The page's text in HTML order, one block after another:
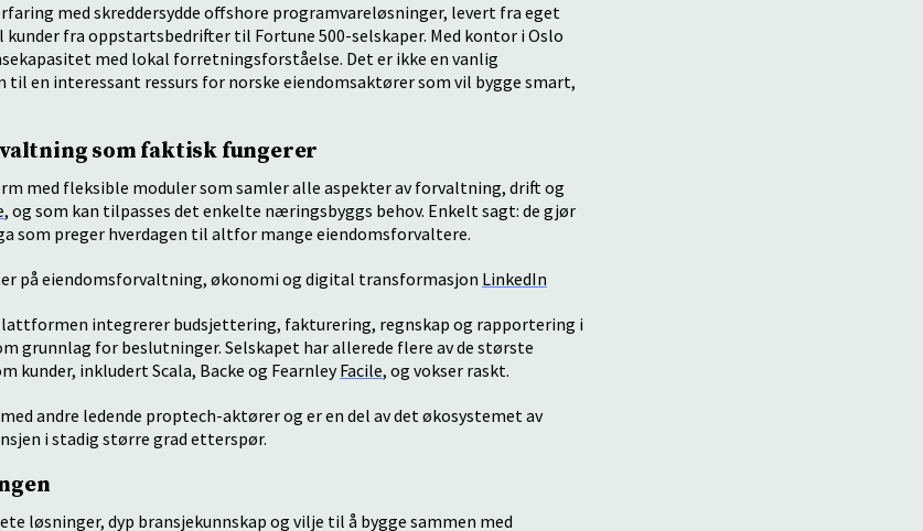
med skreddersydde offshore programvareløsninger, levert fra eget
fra oppstartsbedrifter til Fortune 500-selskaper. Med kontor i Oslo
med lokal forretningsforståelse. Det er ikke en vanlig
til en interessant ressurs for norske eiendomsaktører som vil bygge smart,
som faktisk fungerer
med fleksible moduler som samler alle aspekter av forvaltning, drift og
, og som kan tilpasses det enkelte næringsbyggs behov. Enkelt sagt: de gjør
som preger hverdagen til altfor mange eiendomsforvaltere.
på eiendomsforvaltning, økonomi og digital transformasjon LinkedIn
integrerer budsjettering, fakturering, regnskap og rapportering i
grunnlag for beslutninger. Selskapet har allerede flere av de største
kunder, inkludert Scala, Backe og FearnleyFacile, og vokser raskt.
andre ledende proptech-aktører og er en del av det økosystemet av
i stadig større grad etterspør.
løsninger, dyp bransjekunnskap og vilje til å bygge sammen med